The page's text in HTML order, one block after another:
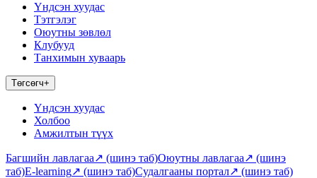
Үндсэн хуудас
Тэтгэлэг
Оюутны зөвлөл
Клубууд
Танхимын хуваарь
Төгсөгч+
Үндсэн хуудас
Холбоо
Амжилтын түүх
Багшийн лавлагаа↗ (шинэ таб)Оюутны лавлагаа↗ (шинэ
таб)E-learning↗ (шинэ таб)Судалгааны портал↗ (шинэ таб)